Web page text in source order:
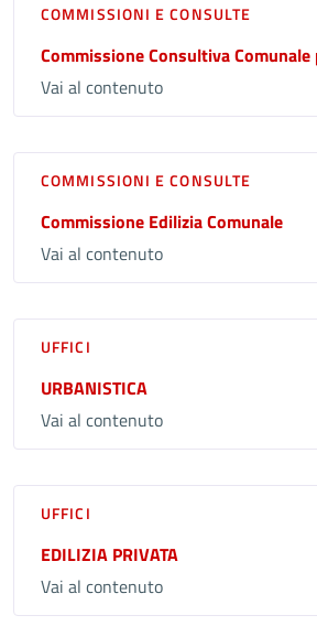
COMMISSIONI E CONSULTE
Commissione Consultiva
Vai al contenuto
COMMISSIONI E CONSULTE
Commissione Edilizia Comunale
Vai al contenuto
UFFICI
URBANISTICA
Vai al contenuto
UFFICI
EDILIZIA PRIVATA
Vai al contenuto